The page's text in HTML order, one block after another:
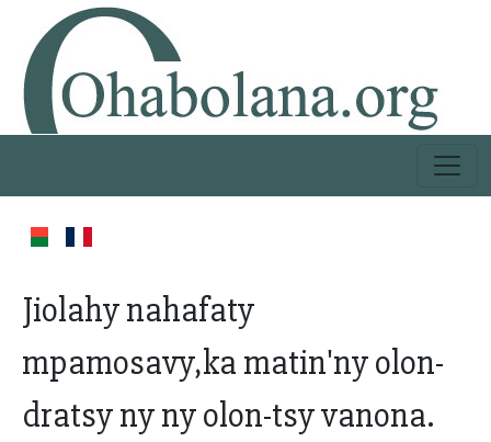
Jiolahy nahafaty
mpamosavy,ka matin'ny olon-
dratsy ny ny olon-tsy vanona.